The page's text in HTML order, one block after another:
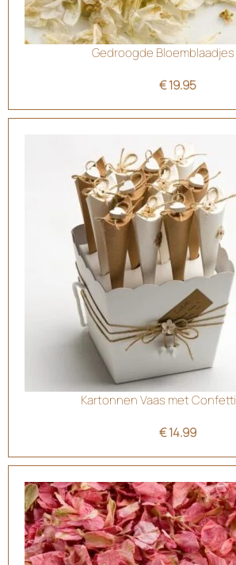
Gedroogde
€19.95
Kartonnen Vaas met
€14.99